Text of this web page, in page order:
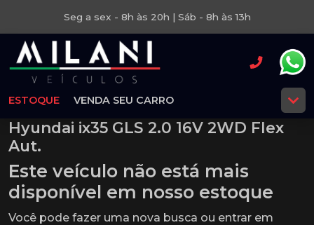
Seg a sex - 8h às 20h | Sáb - 8h às 13h
ESTOQUE VENDA SEU CARRO
Hyundai ix35 GLS 2.0 16V 2WD Flex
Aut.
Este veículo não está mais
disponível em nosso estoque
Você pode fazer uma nova busca ou entrar em